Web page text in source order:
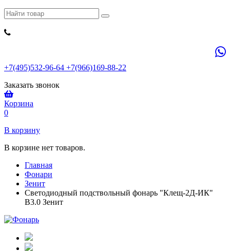
+7(495)532-96-64 +7(966)169-88-22
Заказать звонок
Корзина
0
В корзину
В корзине нет товаров.
Главная
Фонари
Зенит
Светодиодный подствольный фонарь "Клещ-2Д-ИК"
В3.0 Зенит